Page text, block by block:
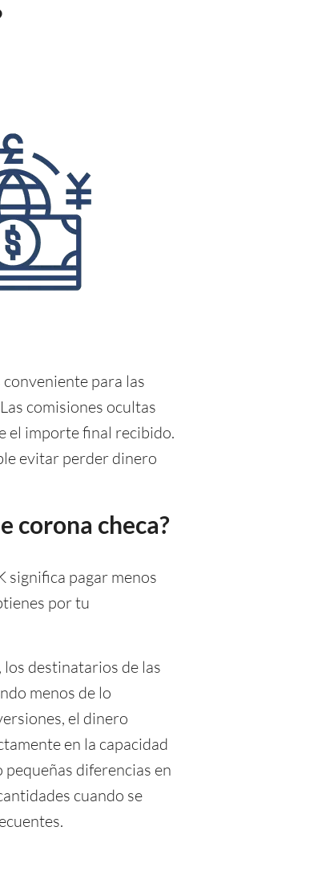
para las
comisiones ocultas
el importe final recibido.
evitar perder dinero
corona checa?
significa pagar menos
por tu
destinatarios de las
menos de lo
el dinero
en la capacidad
diferencias en
cuando se